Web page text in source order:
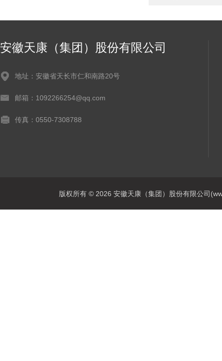
安徽天康（集团）股份有限公司
地址：安徽省天长市仁和南路20号
邮箱：1092266254@qq.com
传真：0550-7308788
版权所有 © 2026 安徽天康（集团）股份有限公司